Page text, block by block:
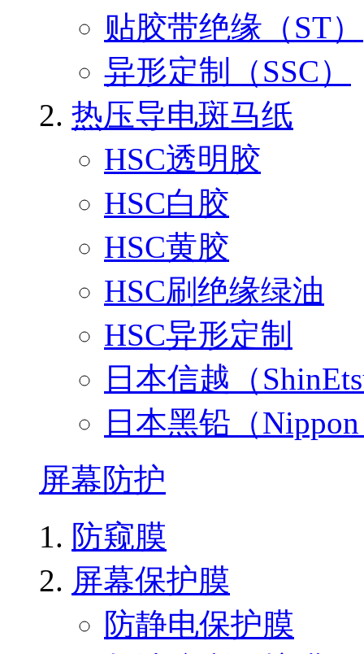
贴胶带绝缘（ST）
异形定制（SSC）
热压导电斑马纸
HSC透明胶
HSC白胶
HSC黄胶
HSC刷绝缘绿油
HSC异形定制
日本信越（
日本黑铅（
屏幕防护
防窥膜
屏幕保护膜
防静电保护膜